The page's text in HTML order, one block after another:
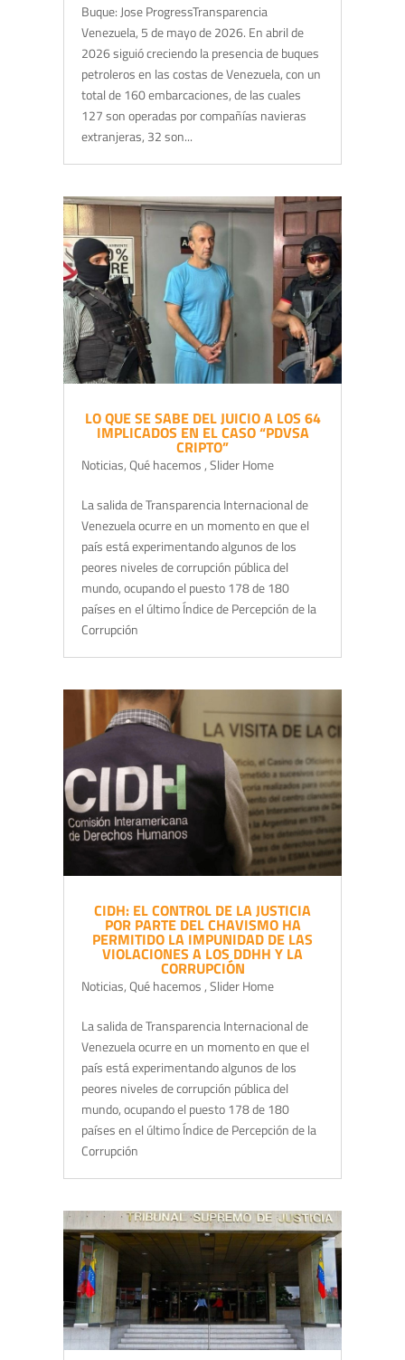
Buque: Jose ProgressTransparencia
Venezuela, 5 de mayo de 2026. En abril de
2026 siguió creciendo la presencia de buques
petroleros en las costas de Venezuela, con un
total de 160 embarcaciones, de las cuales
127 son operadas por compañías navieras
extranjeras, 32 son...
LO QUE SE SABE DEL JUICIO A LOS 64
IMPLICADOS EN EL CASO “PDVSA
CRIPTO”
Noticias,Qué hacemos ,Slider Home
La salida de Transparencia Internacional de
Venezuela ocurre en un momento en que el
país está experimentando algunos de los
peores niveles de corrupción pública del
mundo, ocupando el puesto 178 de 180
países en el último Índice de Percepción de la
Corrupción
CIDH: EL CONTROL DE LA JUSTICIA
POR PARTE DEL CHAVISMO HA
PERMITIDO LA IMPUNIDAD DE LAS
VIOLACIONES A LOS DDHH Y LA
CORRUPCIÓN
Noticias,Qué hacemos ,Slider Home
La salida de Transparencia Internacional de
Venezuela ocurre en un momento en que el
país está experimentando algunos de los
peores niveles de corrupción pública del
mundo, ocupando el puesto 178 de 180
países en el último Índice de Percepción de la
Corrupción